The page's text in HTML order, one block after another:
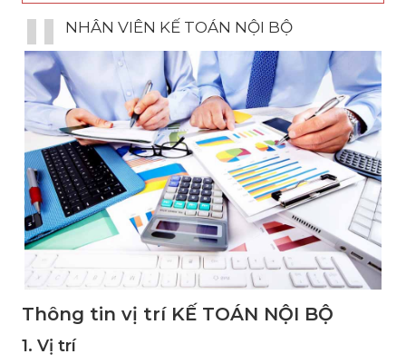
NHÂN VIÊN KẾ TOÁN NỘI BỘ
Thông tin vị trí KẾ TOÁN NỘI BỘ
1. Vị trí